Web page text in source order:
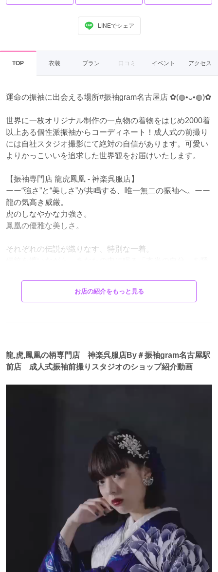
LINEでシェア
TOP 衣装 プラン 口コミ イベント アクセス
運命の振袖に出会える場所#振袖gram名古屋店 ✿(◍•ᴗ•◍)✿
世界に一枚オリジナル制作の一点物の着物をはじめ2000着
以上ある個性派振袖からコーディネート！成人式の前撮り
には自社スタジオ撮影にて絶対の自信があります。可愛い
よりかっこいいを追求した世界観をお届けいたします。
【振袖専門店 龍虎鳳凰 - 神楽呉服店】
ーー“強さ”と“美しさ”が共鳴する、唯一無二の振袖へ。ーー
龍の気高き威厳。
虎のしなやかな力強さ。
鳳凰の優雅な美しさ。
それぞれの伝説が織りなす、特別な一着。
大胆な和柄から、洗練されたモダンデザインまで。
他にはない“圧倒的存在感”を求めるあなたへ。
お店の紹介をもっと見る
龍,虎,鳳凰の柄専門店 神楽呉服店By＃振袖gram名古屋駅
前店 成人式振袖前撮りスタジオのショップ紹介動画